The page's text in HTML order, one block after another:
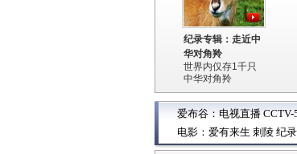
纪录专辑：走近中
华对角羚
世界内仅存1千只
中华对角羚
爱布谷： 电视直播 CCTV-
电影： 爱有来生 刺陵 纪